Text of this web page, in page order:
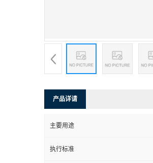
产品详请
主要用途
执行标准